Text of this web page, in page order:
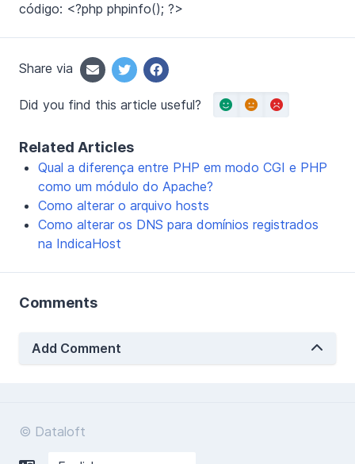
código: <?php phpinfo(); ?>
Share via
Did you find this article useful?
Related Articles
Qual a diferença entre PHP em modo CGI e PHP
como um módulo do Apache?
Como alterar o arquivo hosts
Como alterar os DNS para domínios registrados
na IndicaHost
Comments
Add Comment
© Dataloft